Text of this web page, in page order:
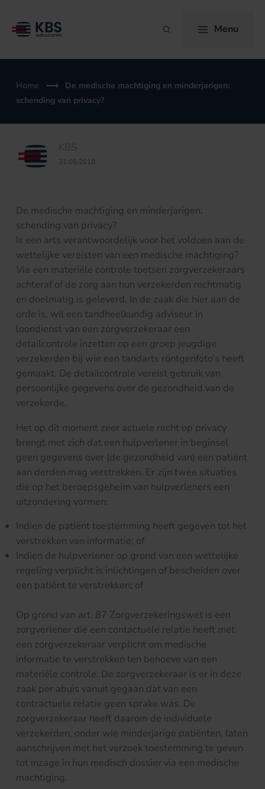
naar
Zoeken Menu
Home
De medische machtiging en minderjarigen:
schending van privacy?
KBS
31.05.2018
De medische machtiging en minderjarigen:
schending van privacy?
Is een arts verantwoordelijk voor het voldoen aan de
wettelijke vereisten van een medische machtiging?
Via een materiële controle toetsen zorgverzekeraars
achteraf of de zorg aan hun verzekerden rechtmatig
en doelmatig is geleverd. In de zaak die hier aan de
orde is, wil een tandheelkundig adviseur in
loondienst van een zorgverzekeraar een
detailcontrole inzetten op een groep jeugdige
verzekerden bij wie een tandarts röntgenfoto’s heeft
gemaakt. De detailcontrole vereist gebruik van
persoonlijke gegevens over de gezondheid van de
verzekerde.
Het op dit moment zeer actuele recht op privacy
brengt met zich dat een hulpverlener in beginsel
geen gegevens over (de gezondheid van) een patiënt
aan derden mag verstrekken. Er zijn twee situaties
die op het beroepsgeheim van hulpverleners een
uitzondering vormen:
Indien de patiënt toestemming heeft gegeven tot het
verstrekken van informatie; of
Indien de hulpverlener op grond van een wettelijke
regeling verplicht is inlichtingen of bescheiden over
een patiënt te verstrekken; of
Op grond van art. 87 Zorgverzekeringswet is een
zorgverlener die een contactuele relatie heeft met
een zorgverzekeraar verplicht om medische
informatie te verstrekken ten behoeve van een
materiële controle. De zorgverzekeraar is er in deze
zaak per abuis vanuit gegaan dat van een
contractuele relatie geen sprake was. De
zorgverzekeraar heeft daarom de individuele
verzekerden, onder wie minderjarige patiënten, laten
aanschrijven met het verzoek toestemming te geven
tot inzage in hun medisch dossier via een medische
machtiging.